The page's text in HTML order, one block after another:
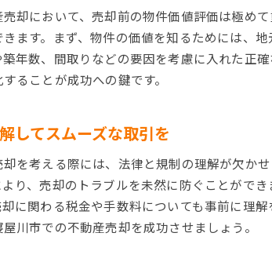
インフラ整
住民のラ
地域特性を
却において、売却前の物件価値評価は極め
ます。まず、物件の価値を知るためには、
年数、間取りなどの要因を考慮に入れた正
ることが成功への鍵です。
してスムーズな取引を
を考える際には、法律と規制の理解が欠か
り、売却のトラブルを未然に防ぐことがで
に関わる税金や手数料についても事前に理
川市での不動産売却を成功させましょう。